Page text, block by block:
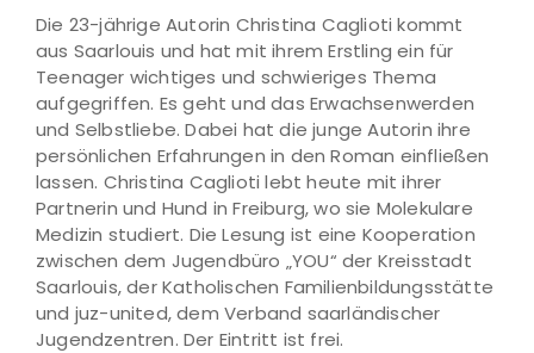
Die 23-jährige Autorin Christina Caglioti kommt
aus Saarlouis und hat mit ihrem Erstling ein für
Teenager wichtiges und schwieriges Thema
aufgegriffen. Es geht und das Erwachsenwerden
und Selbstliebe. Dabei hat die junge Autorin ihre
persönlichen Erfahrungen in den Roman einfließen
lassen. Christina Caglioti lebt heute mit ihrer
Partnerin und Hund in Freiburg, wo sie Molekulare
Medizin studiert. Die Lesung ist eine Kooperation
zwischen dem Jugendbüro „YOU“ der Kreisstadt
Saarlouis, der Katholischen Familienbildungsstätte
und juz-united, dem Verband saarländischer
Jugendzentren. Der Eintritt ist frei.